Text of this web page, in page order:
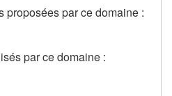
proposées par ce domaine :
par ce domaine :